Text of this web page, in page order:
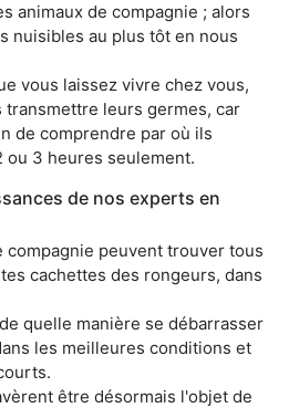
animaux de compagnie ; alors
nuisibles au plus tôt en nous
vous laissez vivre chez vous,
leurs germes, car
de comprendre par où ils
ou 3 heures seulement.
de nos experts en
compagnie peuvent trouver tous
cachettes des rongeurs, dans
quelle manière se débarrasser
les meilleures conditions et
être désormais l'objet de